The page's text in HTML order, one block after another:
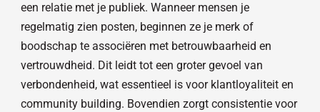
een relatie met je publiek. Wanneer mensen je
regelmatig zien posten, beginnen ze je merk of
boodschap te associëren met betrouwbaarheid en
vertrouwdheid. Dit leidt tot een groter gevoel van
verbondenheid, wat essentieel is voor klantloyaliteit en
community building. Bovendien zorgt consistentie voor